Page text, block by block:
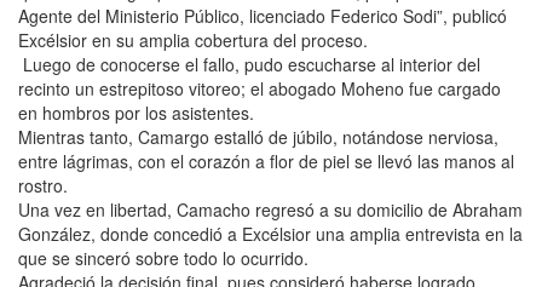
Agente del Ministerio Público, licenciado Federico Sodi”, publicó
Excélsior en su amplia cobertura del proceso.
Luego de conocerse el fallo, pudo escucharse al interior del
recinto un estrepitoso vitoreo; el abogado Moheno fue cargado
en hombros por los asistentes.
Mientras tanto, Camargo estalló de júbilo, notándose nerviosa,
entre lágrimas, con el corazón a flor de piel se llevó las manos al
rostro.
Una vez en libertad, Camacho regresó a su domicilio de Abraham
González, donde concedió a Excélsior una amplia entrevista en la
que se sinceró sobre todo lo ocurrido.
Agradeció la decisión final, pues consideró haberse logrado